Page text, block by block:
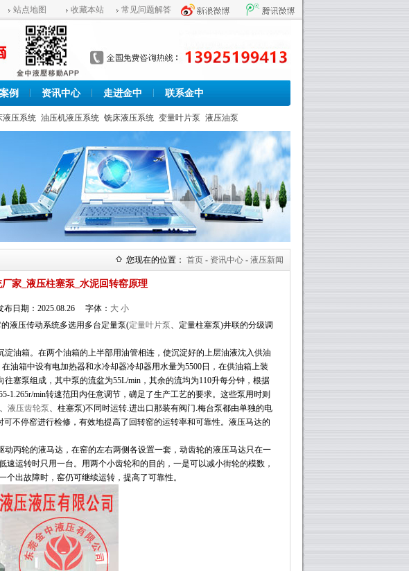
站点地图 收藏本站 常见问题解答
例 资讯中心 走进金中 联系金中
液压系统 油压机液压系统 铣床液压系统 变量叶片泵 液压油泵
您现在的位置： 首页 - 资讯中心 - 液压新闻
家_液压柱塞泵_水泥回转窑原理
日期：2025.08.26 字体： 大 小
的液压传动系统多选用多台定量泵(定量叶片泵、定量柱塞泵)井联的分级调
油箱。在两个油箱的上半部用油管相连，使沉淀好的上层油液沈入供油
在油箱中设有电加热器和水冷却器冷却器用水量为5500日，在供油箱上装
往塞泵组成，其中泵的流盆为55L/min，其余的流均为110升每分钟，根据
1.265r/min转速范田内任意调节，礴足了生产工艺的要求。这些泵用时则
、 液压齿轮泵、柱塞泵)不同时运转.进出口那装有阀门.梅台泵都由单独的电
可不停窑进行检修，有效地提高了回转窑的运转率和可靠性。液压马达的
动丙轮的液马达，在窑的左右两侧各设置一套，动齿轮的液压马达只在一
速运转时只用一台。用两个小齿轮和的目的，一是可以减小街轮的模数，
个出故障时，窑仍可继续运转，提高了可靠性。